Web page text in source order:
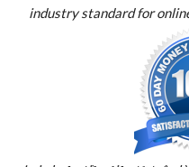
industry standard for